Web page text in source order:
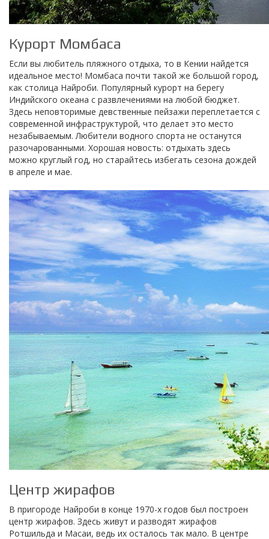
Курорт Момбаса
Если вы любитель пляжного отдыха, то в Кении найдется
идеальное место! Момбаса почти такой же большой город,
как столица Найроби. Популярный курорт на берегу
Индийского океана с развлечениями на любой бюджет.
Здесь неповторимые девственные пейзажи переплетается с
современной инфраструктурой, что делает это место
незабываемым. Любители водного спорта не останутся
разочарованными. Хорошая новость: отдыхать здесь
можно круглый год, но старайтесь избегать сезона дождей
в апреле и мае.
Центр жирафов
В пригороде Найроби в конце 1970-х годов был построен
центр жирафов. Здесь живут и разводят жирафов
Ротшильда и Масаи, ведь их осталось так мало. В центре